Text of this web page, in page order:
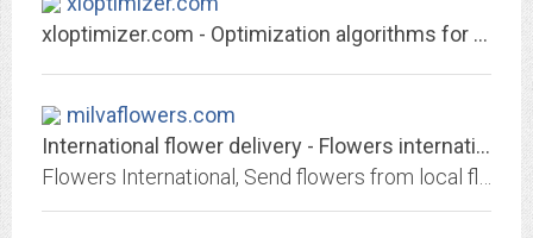
xloptimizer.com - Optimization algorithms for Microsoft Excel
milvaflowers.com
International flower delivery - Flowers international online - MilvaFlowers